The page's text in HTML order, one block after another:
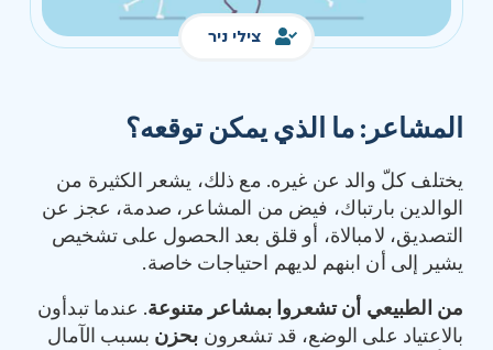
צילי ניר
المشاعر : ما الذي يمكن توقعه؟
يختلف كلّ والد عن غيره. مع ذلك، يشعر الكثيرة من
الوالدين بارتباك، فيض من المشاعر، صدمة، عجز عن
التصديق، لامبالاة، أو قلق بعد الحصول على تشخيص
يشير إلى أن ابنهم لديهم احتياجات خاصة.
من الطبيعي أن تشعروا بمشاعر متنوعة. عندما تبدأون
بالاعتياد على الوضع، قد تشعرون بحزن بسبب الآمال